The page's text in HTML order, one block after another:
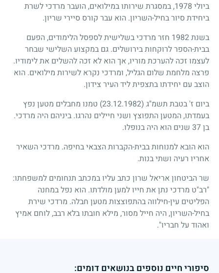
ביולי 1978, במסגרת שירותו במילואים, הועבר מרדכי לשרת
ביחידת סיור בחיל-השריון. הוא עבר קורס סיירי שריון.
בשנת1982 חזר מרדכי בשלישית לספסל הלימודים, הפעם
בבית-הספר לרוקחות בירושלים. גם במקצוע השלישי שבחר
לעצמו זכה להערכת מוריו, אך הוא לא זכה להשלים את לימודיו.
פרצה מלחמת שלום הגליל, ומרדכי נקרא לשירות מילואים. הוא
הוצב עם יחידתו בתצפית ליד העיר צידון.
ביום ז' בטבת תשמ"ג (23.12.1982)
טמנו מחבלים מטען נפץ
בעמדתו, המטען התפוצץ ושני חיילים נהרגו. ביניהם היה מרדכי.
בן37 שנים הוא היה בנופלו.
הוא הובא למנוחות בבית-הקברות הצבאי בחיפה. מרדכי השאיר
אחריו רעיה ושתי בנות.
שר הביטחון אריאל שרון כתב עליו במכתב תנחומים למשפחתו:
"רב"ט מרדכי נתן את חייו למען מולדתו. הוא נפל במחנה
הפליטים עין-חילווה בהתפוצצות מטען חבלה. מרדכי שירת
בחיל-השריון, היה חייל מסור, מילא חובתו בלא רבב, לוחם אמיץ
ואהוד על חבריו".
סיפורי חיים נוספים בנושאים דומים: